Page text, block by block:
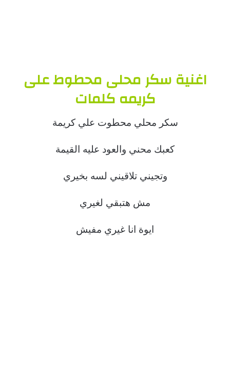
اغنية سكر محلى محطوط على
كريمه كلمات
سكر محلي محطوت علي كريمة
كعبك محني والعود عليه القيمة
وتجيني تلاقيني لسه بخيري
مش هتبقي لغيري
ايوة انا غيري مفيش